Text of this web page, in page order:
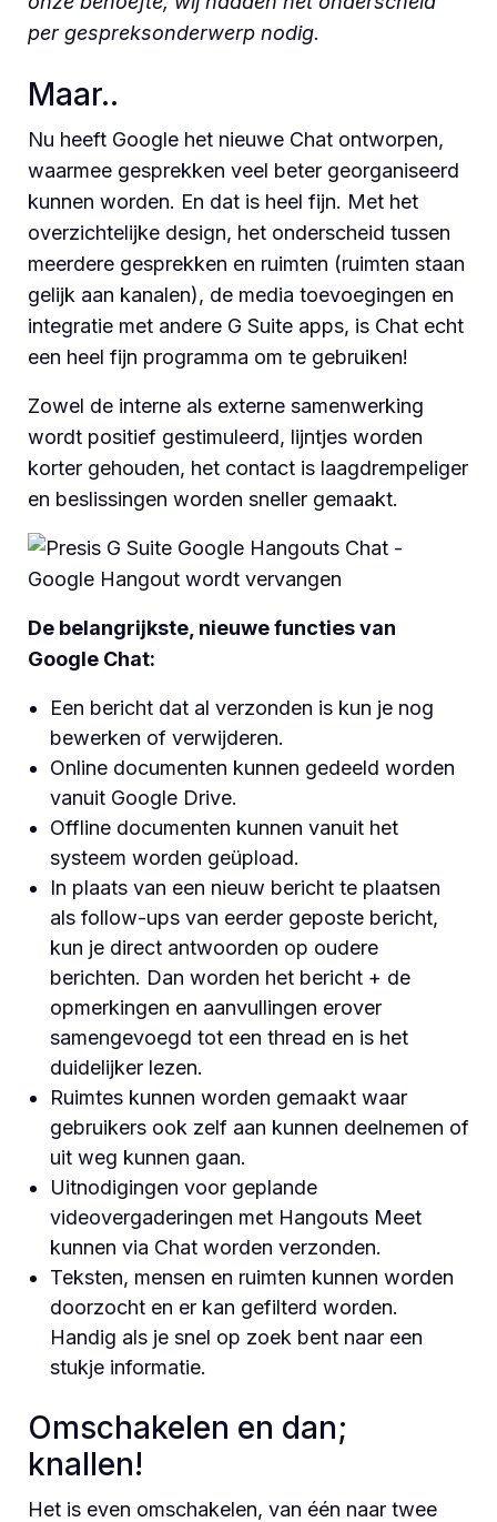
per gespreksonderwerp nodig.
Maar..
Nu heeft Google het nieuwe Chat ontworpen,
waarmee gesprekken veel beter georganiseerd
kunnen worden. En dat is heel fijn. Met het
overzichtelijke design, het onderscheid tussen
meerdere gesprekken en ruimten (ruimten staan
gelijk aan kanalen), de media toevoegingen en
integratie met andere G Suite apps, is Chat echt
een heel fijn programma om te gebruiken!
Zowel de interne als externe samenwerking
wordt positief gestimuleerd, lijntjes worden
korter gehouden, het contact is laagdrempeliger
en beslissingen worden sneller gemaakt.
De belangrijkste, nieuwe functies van
Google Chat:
Een bericht dat al verzonden is kun je nog
bewerken of verwijderen.
Online documenten kunnen gedeeld worden
vanuit Google Drive.
Offline documenten kunnen vanuit het
systeem worden geüpload.
In plaats van een nieuw bericht te plaatsen
als follow-ups van eerder geposte bericht,
kun je direct antwoorden op oudere
berichten. Dan worden het bericht + de
opmerkingen en aanvullingen erover
samengevoegd tot een thread en is het
duidelijker lezen.
Ruimtes kunnen worden gemaakt waar
gebruikers ook zelf aan kunnen deelnemen of
uit weg kunnen gaan.
Uitnodigingen voor geplande
videovergaderingen met Hangouts Meet
kunnen via Chat worden verzonden.
Teksten, mensen en ruimten kunnen worden
doorzocht en er kan gefilterd worden.
Handig als je snel op zoek bent naar een
stukje informatie.
Omschakelen en dan;
knallen!
Het is even omschakelen, van één naar twee